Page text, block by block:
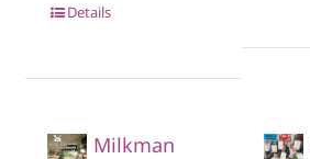
Details
Milkman